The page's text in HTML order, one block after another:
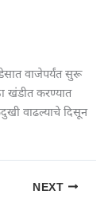
वाजेपर्यंत सुरू
खंडीत करण्यात
वाढल्याचे दिसून
NEXT